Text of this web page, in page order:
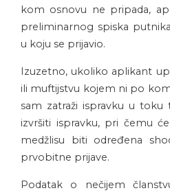
kom osnovu ne pripada,
preliminarnog spiska
u koju se prijavio.
Izuzetno, ukoliko aplikant
ili muftijstvu kojem ni po
sam zatraži ispravku u toku
izvršiti ispravku, pri čemu
medžlisu biti određena
prvobitne prijave.
Podatak o nečijem